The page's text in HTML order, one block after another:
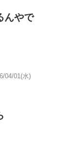
んやで
04/01(水)